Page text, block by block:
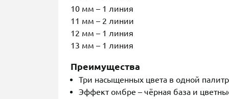
10 мм – 1 линия
11 мм – 2 линии
12 мм – 1 линия
13 мм – 1 линия
Преимущества
Три насыщенных цвета в одной
Эффект омбре – чёрная база и